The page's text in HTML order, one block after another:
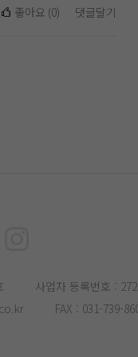
좋아요 (0) 댓글달기
사업자 등록번호 :
FAX : 031-739-